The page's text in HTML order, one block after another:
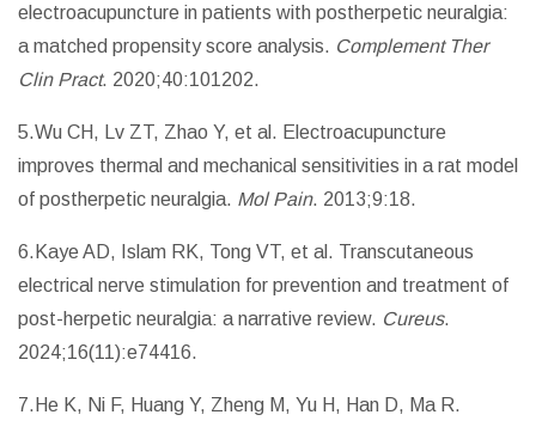
electroacupuncture in patients with postherpetic neuralgia:
a matched propensity score analysis. Complement Ther
Clin Pract. 2020;40:101202.
5.Wu CH, Lv ZT, Zhao Y, et al. Electroacupuncture
improves thermal and mechanical sensitivities in a rat model
of postherpetic neuralgia. Mol Pain. 2013;9:18.
6.Kaye AD, Islam RK, Tong VT, et al. Transcutaneous
electrical nerve stimulation for prevention and treatment of
post-herpetic neuralgia: a narrative review. Cureus.
2024;16(11):e74416.
7.He K, Ni F, Huang Y, Zheng M, Yu H, Han D, Ma R.